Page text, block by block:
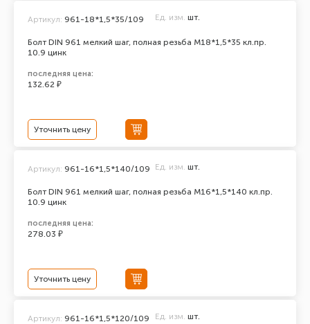
Болт DIN 961 мелкий шаг, полная резьба M18*1,5*35 кл.пр.
10.9 цинк
Артикул: 961-18*1,5*35/109 Ед. изм. шт.
последняя цена:
132.62 ₽
Уточнить цену
Болт DIN 961 мелкий шаг, полная резьба M16*1,5*140 кл.пр.
10.9 цинк
Артикул: 961-16*1,5*140/109 Ед. изм. шт.
последняя цена:
278.03 ₽
Уточнить цену
Артикул: 961-16*1,5*120/109 Ед. изм. шт.